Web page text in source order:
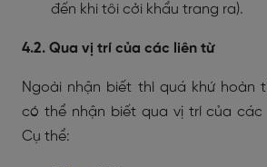
đến khi tôi cởi khẩu trang ra).
4.2. Qua vị trí của các liên từ
Ngoài nhận biết thì quá khứ hoàn
có thể nhận biết qua vị trí của các
Cụ thể: